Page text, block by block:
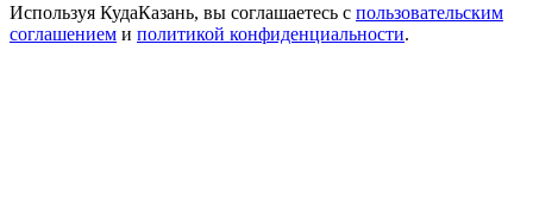
Используя КудаКазань, вы соглашаетесь с пользовательским
соглашением и политикой конфиденциальности.